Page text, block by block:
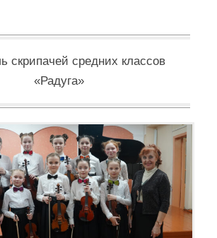
скрипачей средних классов
«Радуга»